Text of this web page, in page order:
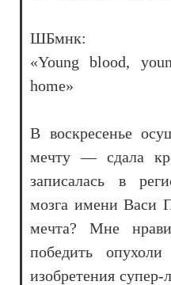
ШБмнк:
«Young blood,
home»
В воскресенье
мечту — сдала
записалась в
мозга имени Васи
мечта? Мне
победить
изобретения супер-